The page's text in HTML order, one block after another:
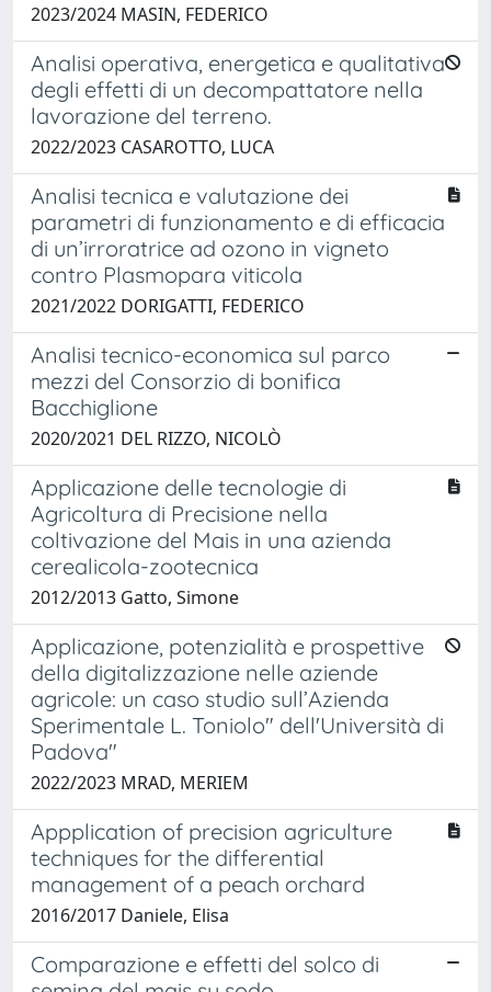
2023/2024 MASIN, FEDERICO
Analisi operativa, energetica e qualitativa
degli effetti di un decompattatore nella
lavorazione del terreno.
2022/2023 CASAROTTO, LUCA
Analisi tecnica e valutazione dei
parametri di funzionamento e di efficacia
di un’irroratrice ad ozono in vigneto
contro Plasmopara viticola
2021/2022 DORIGATTI, FEDERICO
Analisi tecnico-economica sul parco
mezzi del Consorzio di bonifica
Bacchiglione
2020/2021 DEL RIZZO, NICOLÒ
Applicazione delle tecnologie di
Agricoltura di Precisione nella
coltivazione del Mais in una azienda
cerealicola-zootecnica
2012/2013 Gatto, Simone
Applicazione, potenzialità e prospettive
della digitalizzazione nelle aziende
agricole: un caso studio sull’Azienda
Sperimentale L. Toniolo" dell'Università di
Padova"
2022/2023 MRAD, MERIEM
Appplication of precision agriculture
techniques for the differential
management of a peach orchard
2016/2017 Daniele, Elisa
Comparazione e effetti del solco di